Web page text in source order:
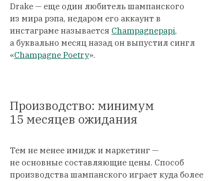
Drake — еще один любитель шампанского
из мира рэпа, недаром его аккаунт в
инстаграме называется Champagnepapi,
а буквально месяц назад он выпустил сингл
«Champagne Poetry».
Производство: минимум
15 месяцев ожидания
Тем не менее имидж и маркетинг —
не основные составляющие цены. Способ
производства шампанского играет куда более